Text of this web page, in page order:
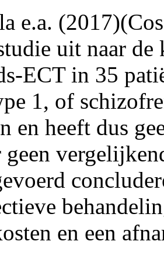
e.a.
uit naar
ECT in 35
1, of
en heeft dus
en een